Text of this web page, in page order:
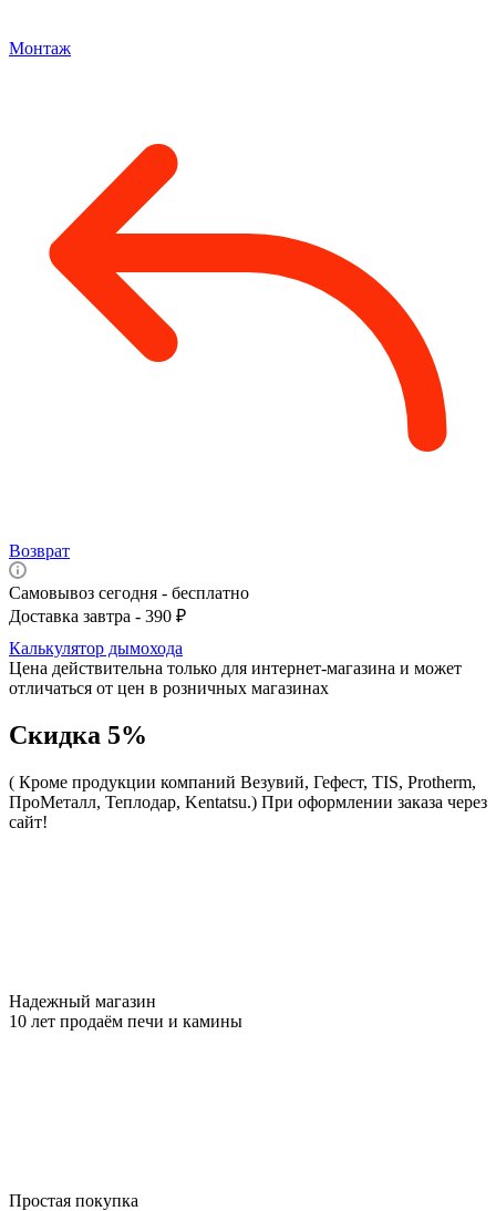
Монтаж
Возврат
Самовывоз сегодня - бесплатно
Доставка завтра - 390 ₽
Калькулятор дымохода
Цена действительна только для интернет-магазина и может
отличаться от цен в розничных магазинах
Скидка 5%
( Кроме продукции компаний Везувий, Гефест, TIS, Protherm,
ПроМеталл, Теплодар, Kentatsu.) При оформлении заказа через
сайт!
Надежный магазин
10 лет продаём печи и камины
Простая покупка